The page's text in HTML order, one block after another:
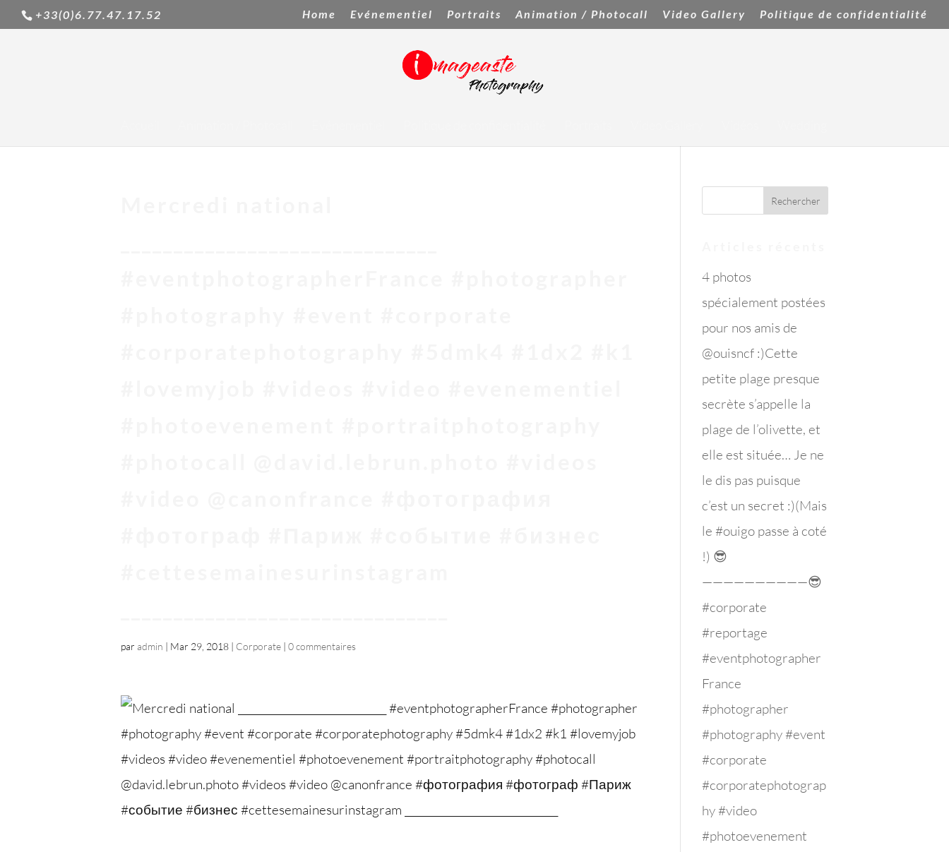
+33(0)6.77.47.17.52 Home Evénementiel Portraits Animation / Photocall Video Gallery Politique de confidentialité
par admin | Mar 29, 2018 | Corporate | 0 commentaires
4 photos
spécialement postées
pour nos amis de
@ouisncf :)Cette
petite plage presque
secrète s’appelle la
plage de l’olivette, et
elle est située… Je ne
le dis pas puisque
c’est un secret :)(Mais
le #ouigo passe à coté
!) 😎
——————————😎
#corporate
#reportage
#eventphotographer
France
#photographer
#photography #event
#corporate
#corporatephotograp
hy #video
#photoevenement